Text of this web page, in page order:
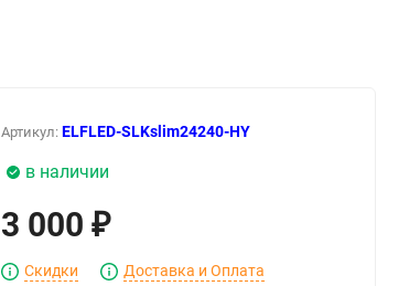
Артикул: ELFLED-SLKslim24240-HY
в наличии
3 000₽
Скидки Доставка и Оплата